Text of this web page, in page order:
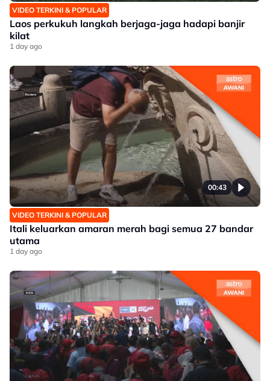
VIDEO TERKINI & POPULAR
Laos perkukuh langkah berjaga-jaga hadapi banjir
kilat
1 day ago
00:43
VIDEO TERKINI & POPULAR
Itali keluarkan amaran merah bagi semua 27 bandar
utama
1 day ago